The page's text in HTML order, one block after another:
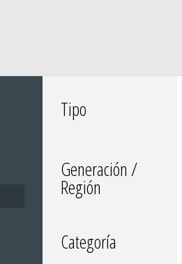
Tipo
Generación /
Región
Categoría